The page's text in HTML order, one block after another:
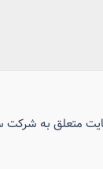
متعلق به